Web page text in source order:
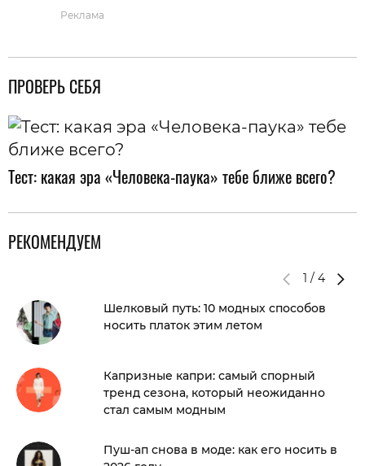
Реклама
ПРОВЕРЬ СЕБЯ
Тест: какая эра «Человека-паука» тебе ближе всего?
РЕКОМЕНДУЕМ
1 / 4
Шелковый путь: 10 модных способов
носить платок этим летом
Капризные капри: самый спорный
тренд сезона, который неожиданно
стал самым модным
Пуш-ап снова в моде: как его носить в